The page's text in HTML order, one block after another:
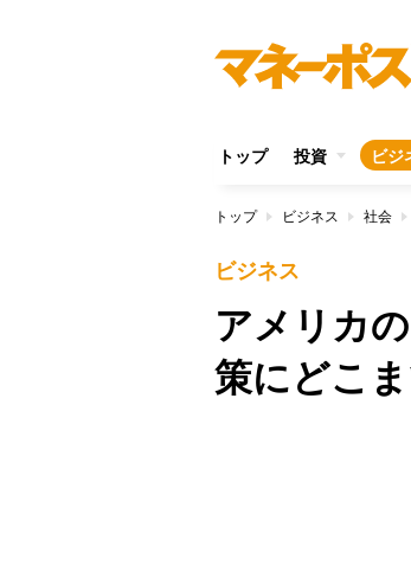
トップ 投資 ビジ
トップ ビジネス 社会
ビジネス
アメリカ
策にどこ